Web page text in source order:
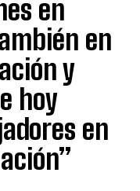
en
en
y
hoy
en